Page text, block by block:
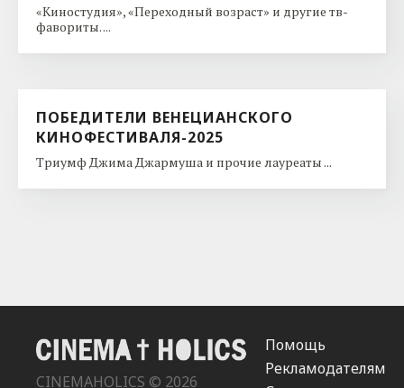
«Киностудия», «Переходный возраст» и другие тв-
фавориты. ...
ПОБЕДИТЕЛИ ВЕНЕЦИАНСКОГО
КИНОФЕСТИВАЛЯ-2025
Триумф Джима Джармуша и прочие лауреаты ...
CINEMAHOLICS © 2026
Помощь
Рекламодателям